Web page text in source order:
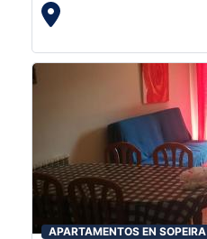
APARTAMENTOS EN SOPEIRA